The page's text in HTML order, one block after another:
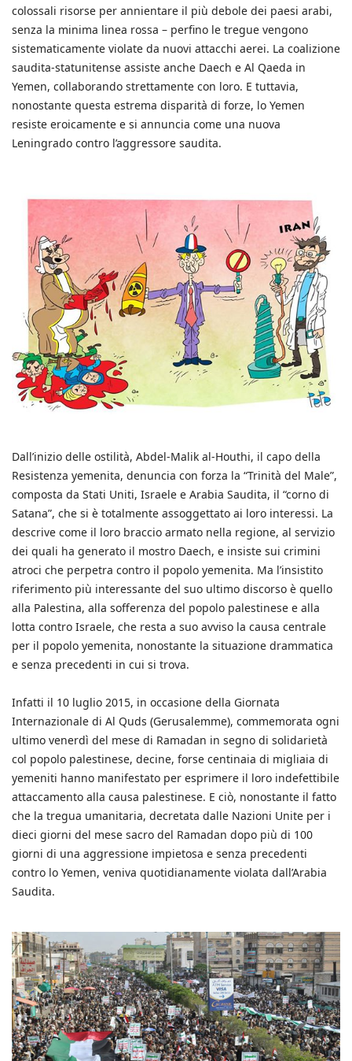
colossali risorse per annientare il più debole dei paesi arabi,
senza la minima linea rossa – perfino le tregue vengono
sistematicamente violate da nuovi attacchi aerei. La coalizione
saudita-statunitense assiste anche Daech e Al Qaeda in
Yemen, collaborando strettamente con loro. E tuttavia,
nonostante questa estrema disparità di forze, lo Yemen
resiste eroicamente e si annuncia come una nuova
Leningrado contro l’aggressore saudita.
Dall’inizio delle ostilità, Abdel-Malik al-Houthi, il capo della
Resistenza yemenita, denuncia con forza la “Trinità del Male”,
composta da Stati Uniti, Israele e Arabia Saudita, il “corno di
Satana”, che si è totalmente assoggettato ai loro interessi. La
descrive come il loro braccio armato nella regione, al servizio
dei quali ha generato il mostro Daech, e insiste sui crimini
atroci che perpetra contro il popolo yemenita. Ma l’insistito
riferimento più interessante del suo ultimo discorso è quello
alla Palestina, alla sofferenza del popolo palestinese e alla
lotta contro Israele, che resta a suo avviso la causa centrale
per il popolo yemenita, nonostante la situazione drammatica
e senza precedenti in cui si trova.
Infatti il 10 luglio 2015, in occasione della Giornata
Internazionale di Al Quds (Gerusalemme), commemorata ogni
ultimo venerdì del mese di Ramadan in segno di solidarietà
col popolo palestinese, decine, forse centinaia di migliaia di
yemeniti hanno manifestato per esprimere il loro indefettibile
attaccamento alla causa palestinese. E ciò, nonostante il fatto
che la tregua umanitaria, decretata dalle Nazioni Unite per i
dieci giorni del mese sacro del Ramadan dopo più di 100
giorni di una aggressione impietosa e senza precedenti
contro lo Yemen, veniva quotidianamente violata dall’Arabia
Saudita.